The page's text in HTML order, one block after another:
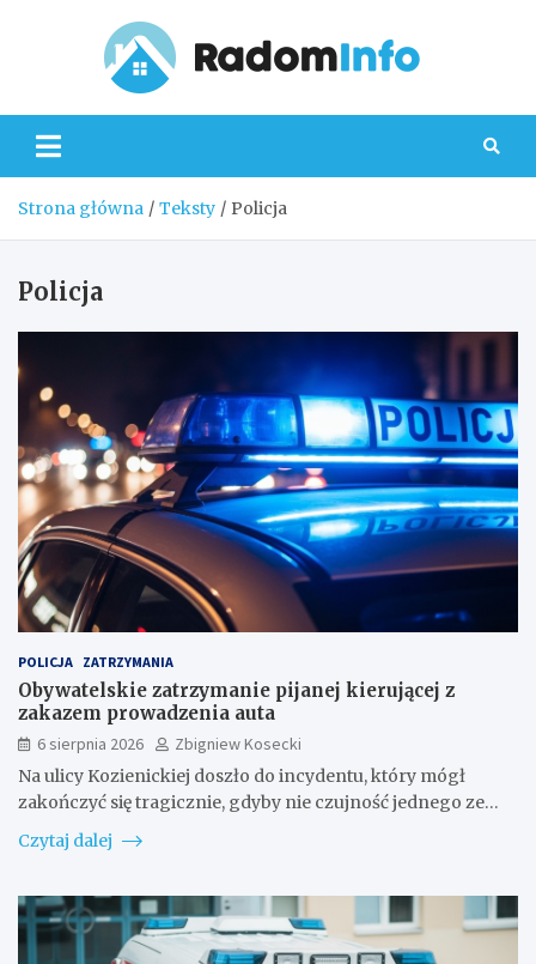
Strona główna Teksty Policja
Policja
POLICJA ZATRZYMANIA
Obywatelskie zatrzymanie pijanej kierującej z
zakazem prowadzenia auta
6 sierpnia 2026
Zbigniew Kosecki
Na ulicy Kozienickiej doszło do incydentu, który mógł
zakończyć się tragicznie, gdyby nie czujność jednego ze…
Czytaj dalej